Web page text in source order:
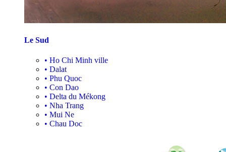
Le Sud
• Ho Chi Minh ville
• Dalat
• Phu Quoc
• Con Dao
• Delta du Mékong
• Nha Trang
• Mui Ne
• Chau Doc